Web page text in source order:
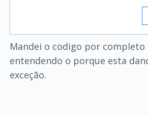
Mandei o codigo por completo
entendendo o porque esta
exceção.